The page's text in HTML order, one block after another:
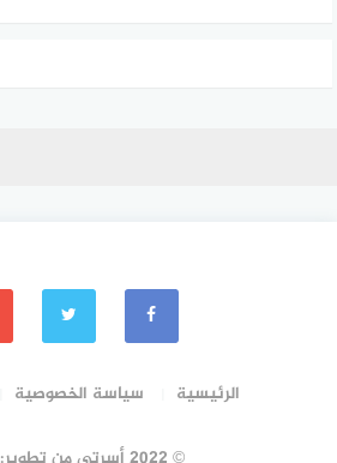
الرئيسية سياسة الخصوصية